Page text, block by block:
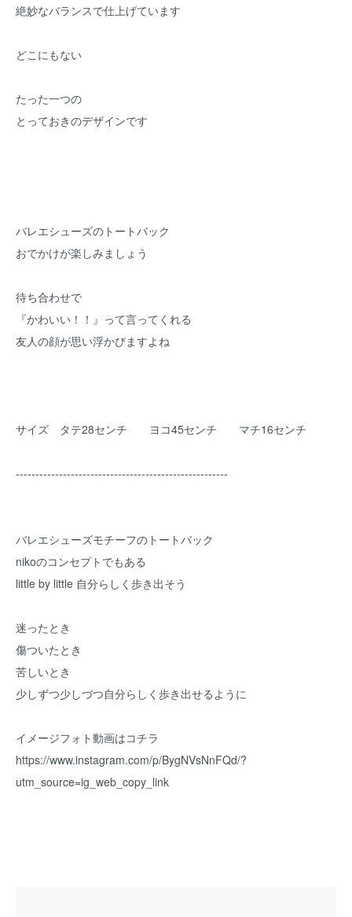
絶妙なバランスで仕上げています
どこにもない
たった一つの
とっておきのデザインです
バレエシューズのトートバック
おでかけが楽しみましょう
待ち合わせで
『かわいい！！』って言ってくれる
友人の顔が思い浮かびますよね
サイズ タテ28センチ ヨコ45センチ マチ16センチ
------------------------------------------------------
バレエシューズモチーフのトートバック
nikoのコンセプトでもある
little by little 自分らしく歩き出そう
迷ったとき
傷ついたとき
苦しいとき
少しずつ少しづつ自分らしく歩き出せるように
イメージフォト動画はコチラ
https://www.instagram.com/p/BygNVsNnFQd/?
utm_source=ig_web_copy_link